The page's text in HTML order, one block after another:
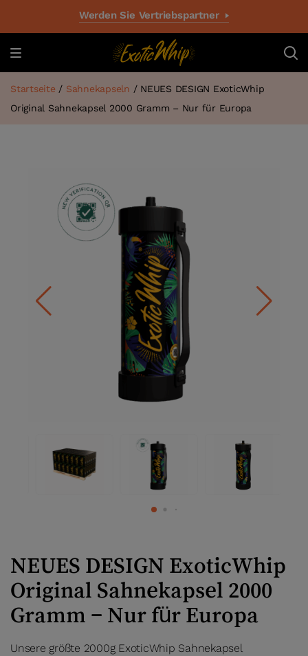
Werden Sie Vertriebspartner
Startseite / Sahnekapseln / NEUES DESIGN ExoticWhip
Original Sahnekapsel 2000 Gramm – Nur für Europa
NEUES DESIGN ExoticWhip
Original Sahnekapsel 2000
Gramm – Nur für Europa
Unsere größte 2000g ExoticWhip Sahnekapsel